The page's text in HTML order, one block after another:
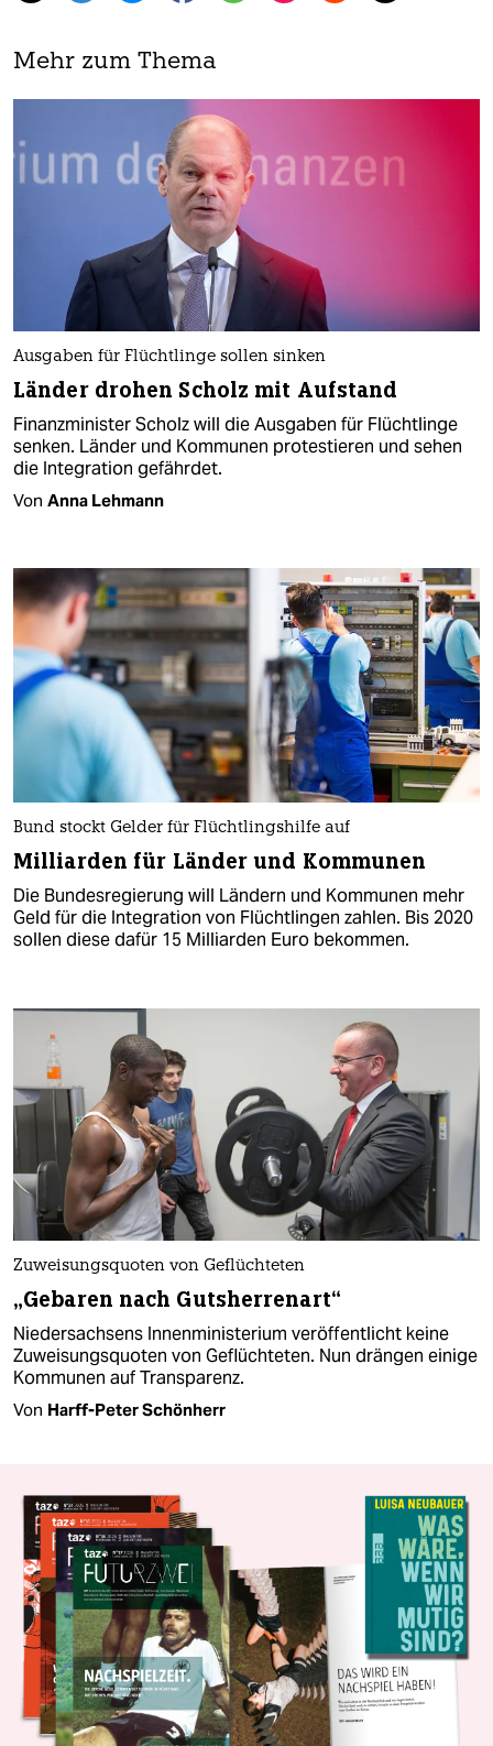
Mehr zum Thema
Ausgaben für Flüchtlinge sollen sinken
Länder drohen Scholz mit Aufstand
Finanzminister Scholz will die Ausgaben für Flüchtlinge
senken. Länder und Kommunen protestieren und sehen
die Integration gefährdet.
Von Anna Lehmann
Bund stockt Gelder für Flüchtlingshilfe auf
Milliarden für Länder und Kommunen
Die Bundesregierung will Ländern und Kommunen mehr
Geld für die Integration von Flüchtlingen zahlen. Bis 2020
sollen diese dafür 15 Milliarden Euro bekommen.
Zuweisungsquoten von Geflüchteten
„Gebaren nach Gutsherrenart“
Niedersachsens Innenministerium veröffentlicht keine
Zuweisungsquoten von Geflüchteten. Nun drängen einige
Kommunen auf Transparenz.
Von Harff-Peter Schönherr